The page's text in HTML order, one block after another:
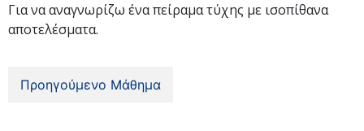
Για να αναγνωρίζω ένα πείραμα τύχης με ισοπίθανα
αποτελέσματα.
Προηγούμενο Μάθημα